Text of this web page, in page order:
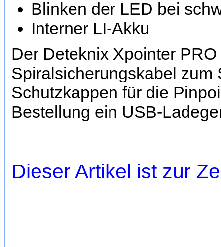
Blinken der LED bei
Interner LI-Akku
Der Deteknix Xpointer
Spiralsicherungskabel zum
Schutzkappen für die
Bestellung ein USB-
Dieser Artikel ist zur